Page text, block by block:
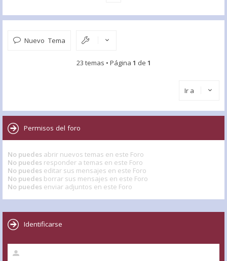
Nuevo Tema
23 temas • Página 1 de 1
Ir a
Permisos del foro
No puedes abrir nuevos temas en este Foro
No puedes responder a temas en este Foro
No puedes editar sus mensajes en este Foro
No puedes borrar sus mensajes en este Foro
No puedes enviar adjuntos en este Foro
Identificarse